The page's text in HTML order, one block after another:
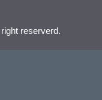
reserverd.